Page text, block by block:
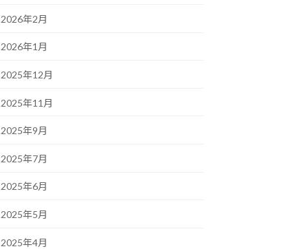
2026年2月
2026年1月
2025年12月
2025年11月
2025年9月
2025年7月
2025年6月
2025年5月
2025年4月